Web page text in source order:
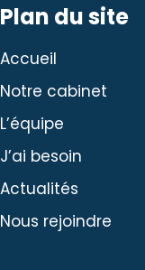
Plan du site
Accueil
Notre cabinet
L’équipe
J’ai besoin
Actualités
Nous rejoindre